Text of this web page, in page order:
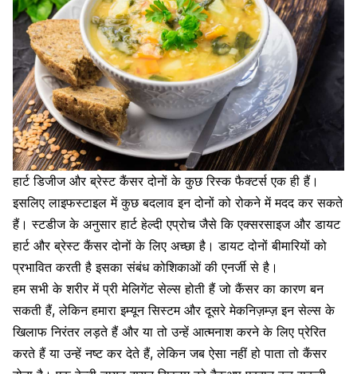
हार्ट डिजीज और ब्रेस्ट कैंसर दोनों के कुछ रिस्क फैक्टर्स एक ही हैं।
इसलिए लाइफस्टाइल में कुछ बदलाव इन दोनों को रोकने में मदद कर सकते
हैं। स्टडीज के अनुसार हार्ट हेल्दी एप्रोच जैसे कि एक्सरसाइज और डायट
हार्ट और ब्रेस्ट कैंसर दोनों के लिए अच्छा है।डायट दोनों बीमारियों को
प्रभावित करती है इसका संबंध कोशिकाओं की एनर्जी से है।
हम सभी के शरीर में प्री मेलिगेंट सेल्स होती हैं जो कैंसर का कारण बन
सकती हैं, लेकिन हमारा इम्यून सिस्टम और दूसरे मेकनिज़म्ज़ इन सेल्स के
खिलाफ निरंतर लड़ते हैं और या तो उन्हें आत्मनाश करने के लिए प्रेरित
करते हैं या उन्हें नष्ट कर देते हैं, लेकिन जब ऐसा नहीं हो पाता तो कैंसर